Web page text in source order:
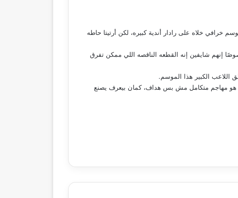
خلاه على رادار أندية كبيره، لكن أرتيتا حاطه
إنهم شايفين إنه القطعه الناقصه اللي ممكن تفرق
مباراه تقريبا، غير إنه وزع كمان 11 أسيست، وده بيأكد قد إيه هو مهاجم متكامل مش بس هداف، كمان بيعرف يصنع